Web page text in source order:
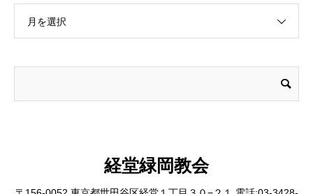
月を選択
経堂緑岡教会